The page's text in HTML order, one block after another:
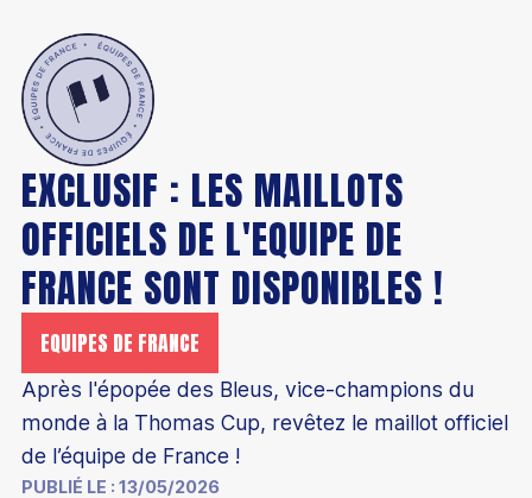
EXCLUSIF : LES MAILLOTS
OFFICIELS DE L'EQUIPE DE
FRANCE SONT DISPONIBLES !
EQUIPES DE FRANCE
Après l'épopée des Bleus, vice-champions du
monde à la Thomas Cup, revêtez le maillot officiel
de l’équipe de France !
PUBLIÉ LE : 13/05/2026